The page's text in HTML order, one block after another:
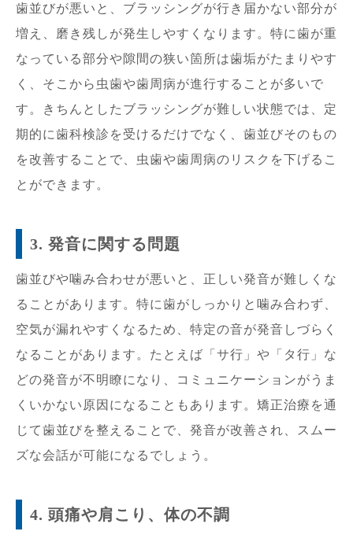
歯並びが悪いと、ブラッシングが行き届かない部分が
増え、磨き残しが発生しやすくなります。特に歯が重
なっている部分や隙間の狭い箇所は歯垢がたまりやす
く、そこから虫歯や歯周病が進行することが多いで
す。きちんとしたブラッシングが難しい状態では、定
期的に歯科検診を受けるだけでなく、歯並びそのもの
を改善することで、虫歯や歯周病のリスクを下げるこ
とができます。
3. 発音に関する問題
歯並びや噛み合わせが悪いと、正しい発音が難しくな
ることがあります。特に歯がしっかりと噛み合わず、
空気が漏れやすくなるため、特定の音が発音しづらく
なることがあります。たとえば「サ行」や「タ行」な
どの発音が不明瞭になり、コミュニケーションがうま
くいかない原因になることもあります。矯正治療を通
じて歯並びを整えることで、発音が改善され、スムー
ズな会話が可能になるでしょう。
4. 頭痛や肩こり、体の不調